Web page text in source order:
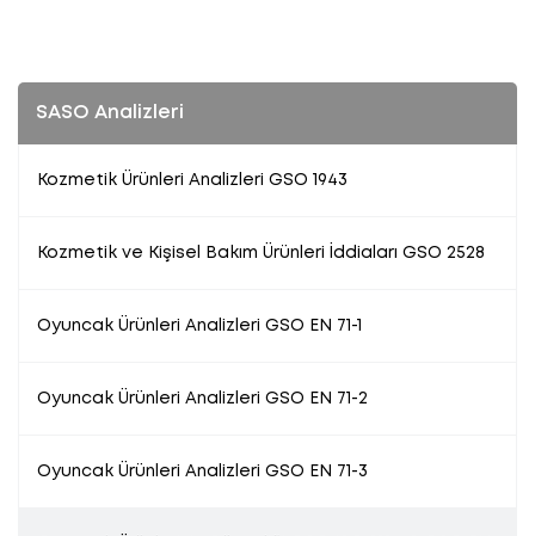
SASO Analizleri
Kozmetik Ürünleri Analizleri GSO 1943
Kozmetik ve Kişisel Bakım Ürünleri İddiaları GSO 2528
Oyuncak Ürünleri Analizleri GSO EN 71-1
Oyuncak Ürünleri Analizleri GSO EN 71-2
Oyuncak Ürünleri Analizleri GSO EN 71-3